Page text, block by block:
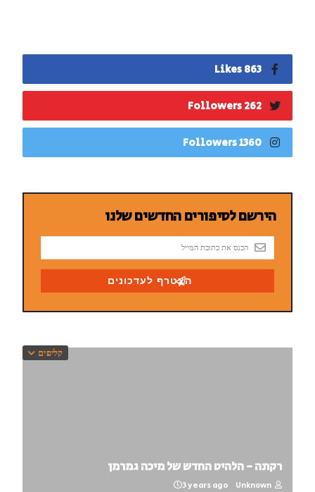
863 Likes
262 Followers
1360 Followers
קליפים
רקתה - הלהיט החדש של מיכה גמרמן
Unknown
3 years ago